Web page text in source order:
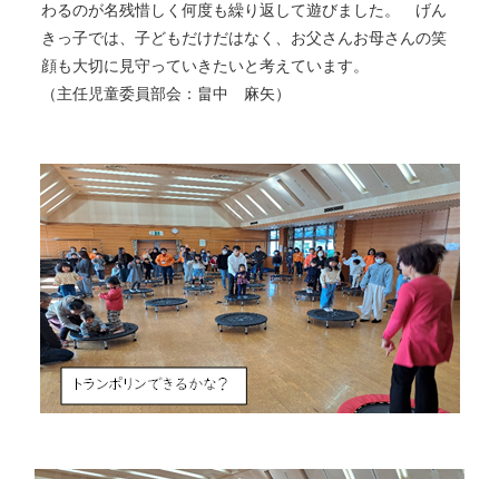
わるのが名残惜しく何度も繰り返して遊びました。 げん
きっ子では、子どもだけだはなく、お父さんお母さんの笑
顔も大切に見守っていきたいと考えています。
（主任児童委員部会：畠中 麻矢）